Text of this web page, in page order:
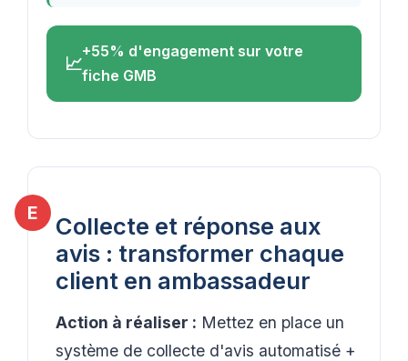
+55% d'engagement sur votre
fiche GMB
Collecte et réponse aux
avis : transformer chaque
client en ambassadeur
Action à réaliser : Mettez en place un
système de collecte d'avis automatisé +